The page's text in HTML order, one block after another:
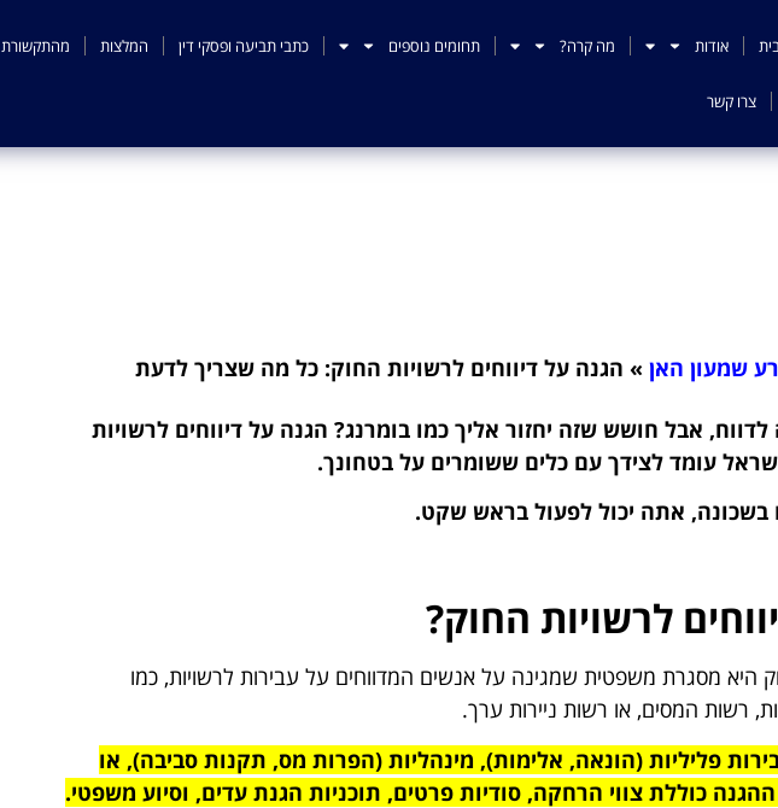
אודות מה קרה? תחומים נוספים כתבי תביעה ופסקי דין המלצות מהתקשורת
צרו קשר
שמעון האן » הגנה על דיווחים לרשויות החוק: כל מה שצריך לדעת
אבל חושש שזה יחזור אליך כמו בומרנג? הגנה על דיווחים לרשויות
עומד לצידך עם כלים ששומרים על בטחונך.
בשכונה, אתה יכול לפעול בראש שקט.
לרשויות החוק?
היא מסגרת משפטית שמגינה על אנשים המדווחים על עבירות לרשויות, כמו
רשות המסים, או רשות ניירות ערך.
פליליות (הונאה, אלימות), מינהליות (הפרות מס, תקנות סביבה), או
כוללת צווי הרחקה, סודיות פרטים, תוכניות הגנת עדים, וסיוע משפטי.